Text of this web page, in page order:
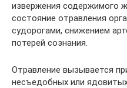
извержения содержимого
состояние отравления
судорогами, снижением
потерей сознания.
Отравление вызывается
несъедобных или